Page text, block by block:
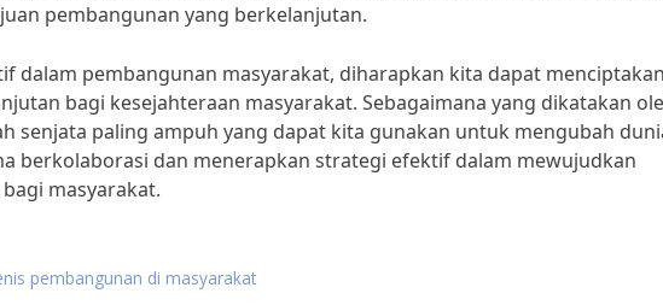
pembangunan yang berkelanjutan.
dalam pembangunan masyarakat, diharapkan kita dapat menciptakan
bagi kesejahteraan masyarakat. Sebagaimana yang dikatakan
senjata paling ampuh yang dapat kita gunakan untuk mengubah
berkolaborasi dan menerapkan strategi efektif dalam mewujudkan
masyarakat.
pembangunan di masyarakat